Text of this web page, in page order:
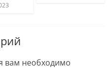
вам необходимо